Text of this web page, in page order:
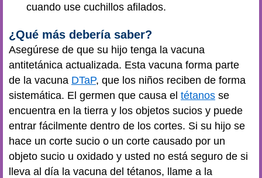
cuando use cuchillos afilados.
¿Qué más debería saber?
Asegúrese de que su hijo tenga la vacuna
antitetánica actualizada. Esta vacuna forma parte
de la vacuna DTaP, que los niños reciben de forma
sistemática. El germen que causa el tétanos se
encuentra en la tierra y los objetos sucios y puede
entrar fácilmente dentro de los cortes. Si su hijo se
hace un corte sucio o un corte causado por un
objeto sucio u oxidado y usted no está seguro de si
lleva al día la vacuna del tétanos, llame a la